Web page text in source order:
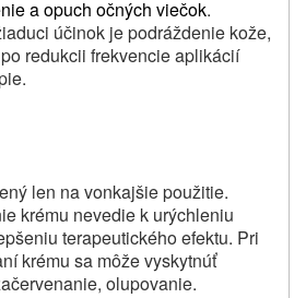
a opuch očných viečok.
účinok je podráždenie kože,
redukcii frekvencie aplikácií
len na vonkajšie použitie.
krému nevedie k urýchleniu
terapeutického efektu. Pri
krému sa môže vyskytnúť
olupovanie.